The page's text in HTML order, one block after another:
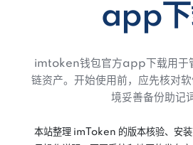
app
imtoken钱包官方app下载用于
链资产。开始使用前，应先核对
境妥善备份助记
本站整理 imToken 的版本核验、安